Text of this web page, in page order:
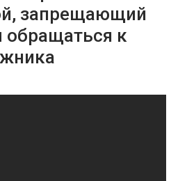
запрещающий
обращаться к